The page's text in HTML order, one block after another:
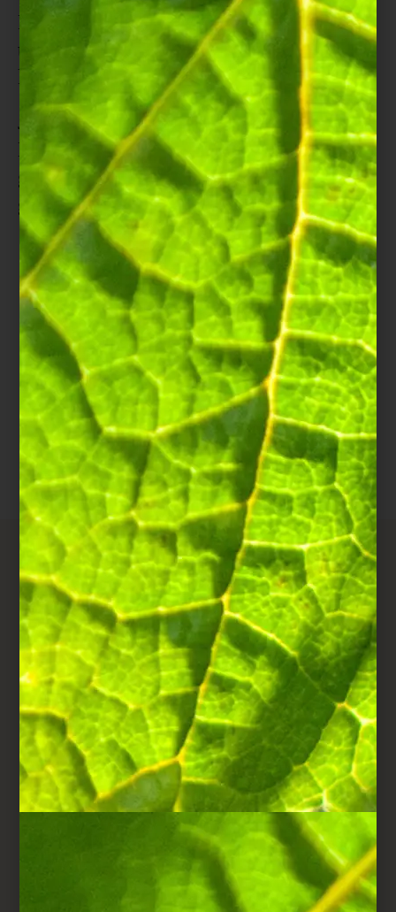
Royale Brut Nature een verfijnde Franse
toets toevoegt aan deze authentieke
keuken.
Juan Arbelaez is onder de indruk van de
Brut Nature-champagnes van ons huis en
geeft u advies over de ideale
gastronomische combinaties.